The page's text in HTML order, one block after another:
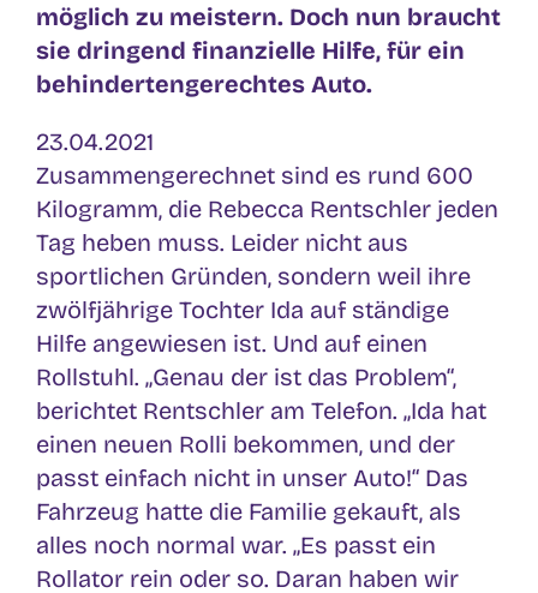
möglich zu meistern. Doch nun braucht
sie dringend finanzielle Hilfe, für ein
behindertengerechtes Auto.
23.04.2021
Zusammengerechnet sind es rund 600
Kilogramm, die Rebecca Rentschler jeden
Tag heben muss. Leider nicht aus
sportlichen Gründen, sondern weil ihre
zwölfjährige Tochter Ida auf ständige
Hilfe angewiesen ist. Und auf einen
Rollstuhl. „Genau der ist das Problem“,
berichtet Rentschler am Telefon. „Ida hat
einen neuen Rolli bekommen, und der
passt einfach nicht in unser Auto!“ Das
Fahrzeug hatte die Familie gekauft, als
alles noch normal war. „Es passt ein
Rollator rein oder so. Daran haben wir